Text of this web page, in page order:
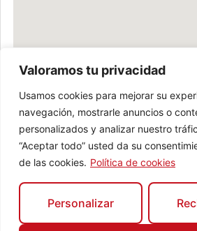
Valoramos tu privacidad
Usamos cookies para mejorar su
navegación, mostrarle anuncios o
personalizados y analizar nuestro
“Aceptar todo” usted da su
de las cookies. Política de cookies
Personalizar